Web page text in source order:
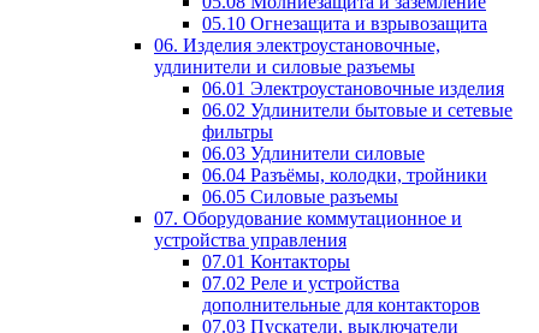
05.10 Огнезащита и взрывозащита
06. Изделия электроустановочные,
удлинители и силовые разъемы
06.01 Электроустановочные изделия
06.02 Удлинители бытовые и сетевые
фильтры
06.03 Удлинители силовые
06.04 Разъёмы, колодки, тройники
06.05 Силовые разъемы
07. Оборудование коммутационное и
устройства управления
07.01 Контакторы
07.02 Реле и устройства
дополнительные для контакторов
07.03 Пускатели, выключатели